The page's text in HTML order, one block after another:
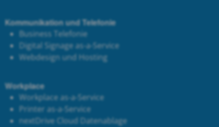
Kommunikation und Telefonie
Business Telefonie
Digital Signage as-a-Service
Webdesign und Hosting
Workplace
Workplace as-a-Service
Printer as-a-Service
nextDrive Cloud Datenablage